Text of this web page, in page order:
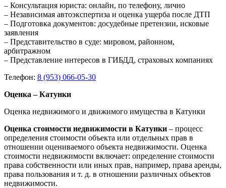
– Консультация юриста: онлайн, по телефону, лично
– Независимая автоэкспертиза и оценка ущерба после ДТП
– Подготовка документов: досудебные претензии, исковые
заявления
– Представительство в суде: мировом, районном,
арбитражном
– Представление интересов в ГИБДД, страховых компаниях
Телефон: 8 (953) 066-05-30
Оценка – Катунки
Оценка недвижимого и движимого имущества в Катунки
Оценка стоимости недвижимости в Катунки – процесс
определения стоимости объекта или отдельных прав в
отношении оцениваемого объекта недвижимости. Оценка
стоимости недвижимости включает: определение стоимости
права собственности или иных прав, например, права аренды,
права пользования и т. д. в отношении различных объектов
недвижимости.